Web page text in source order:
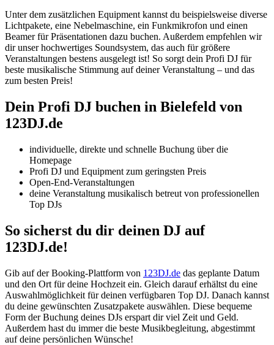
Unter dem zusätzlichen Equipment kannst du beispielsweise diverse
Lichtpakete, eine Nebelmaschine, ein Funkmikrofon und einen
Beamer für Präsentationen dazu buchen. Außerdem empfehlen wir
dir unser hochwertiges Soundsystem, das auch für größere
Veranstaltungen bestens ausgelegt ist! So sorgt dein Profi DJ für
beste musikalische Stimmung auf deiner Veranstaltung – und das
zum besten Preis!
Dein Profi DJ buchen in Bielefeld von
123DJ.de
individuelle, direkte und schnelle Buchung über die
Homepage
Profi DJ und Equipment zum geringsten Preis
Open-End-Veranstaltungen
deine Veranstaltung musikalisch betreut von professionellen
Top DJs
So sicherst du dir deinen DJ auf
123DJ.de!
Gib auf der Booking-Plattform von 123DJ.de das geplante Datum
und den Ort für deine Hochzeit ein. Gleich darauf erhältst du eine
Auswahlmöglichkeit für deinen verfügbaren Top DJ. Danach kannst
du deine gewünschten Zusatzpakete auswählen. Diese bequeme
Form der Buchung deines DJs erspart dir viel Zeit und Geld.
Außerdem hast du immer die beste Musikbegleitung, abgestimmt
auf deine persönlichen Wünsche!